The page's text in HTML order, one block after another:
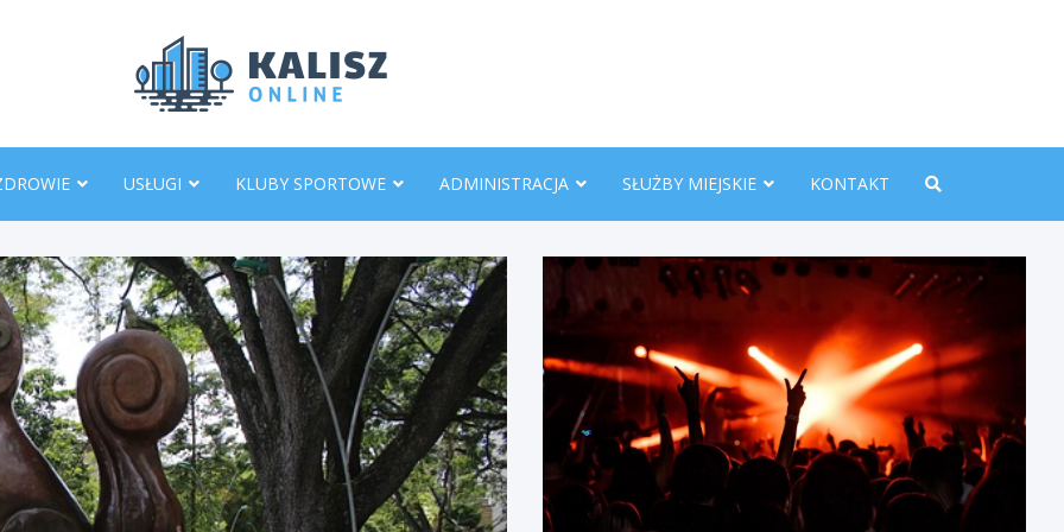
USŁUGI KLUBY SPORTOWE ADMINISTRACJA SŁUŻBY MIEJSKIE KONTAKT